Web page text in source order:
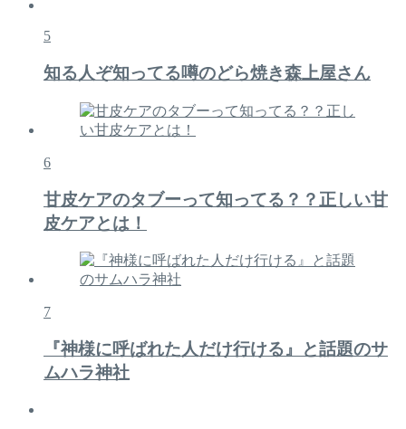
5
知る人ぞ知ってる噂のどら焼き森上屋さん
6
甘皮ケアのタブーって知ってる？？正しい甘
皮ケアとは！
7
『神様に呼ばれた人だけ行ける』と話題のサ
ムハラ神社